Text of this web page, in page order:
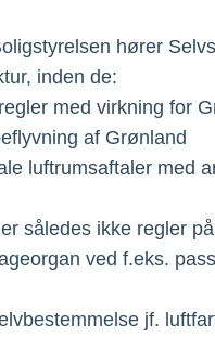
hører
inden de:
med virkning for
af Grønland
luftrumsaftaler med
således ikke regler
ved f.eks.
jf.